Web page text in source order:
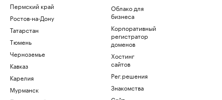
Пермский край
Ростов-на-Дону
Татарстан
Тюмень
Черноземье
Кавказ
Карелия
Мурманск
Облако для
бизнеса
Корпоративный
регистратор
доменов
Хостинг
сайтов
Рег.решения
Знакомства